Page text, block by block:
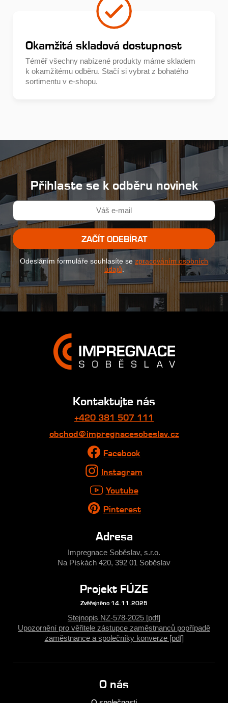
Okamžitá skladová dostupnost
Téměř všechny nabízené produkty máme skladem
k okamžitému odběru. Stačí si vybrat z bohatého
sortimentu v e-shopu.
Přihlaste se k odběru novinek
ZAČÍT ODEBÍRAT
Odesláním formuláře souhlasíte se zpracováním osobních
údajů
Kontaktujte nás
+420 381 507 111
obchod@impregnacesobeslav.cz
Facebook
Instagram
Youtube
Pinterest
Adresa
Impregnace Soběslav, s.r.o.
Na Pískách 420, 392 01 Soběslav
Projekt FÚZE
Zvěřejněno 14.11.2025
Stejnopis NZ-578-2025 [pdf]
Upozornění pro věřitele zástupce zaměstnanců popřípadě
zaměstnance a společníky konverze [pdf]
O nás